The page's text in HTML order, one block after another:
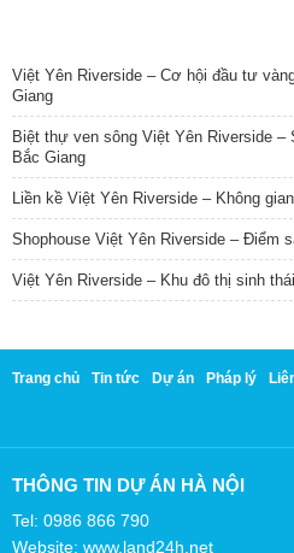
Việt Yên Riverside – Cơ hội đầu tư
Giang
Biệt thự ven sông Việt Yên Riverside
Bắc Giang
Liền kề Việt Yên Riverside – Không
Shophouse Việt Yên Riverside – Điểm
Việt Yên Riverside – Khu đô thị sinh
Trang chủ Tin tức Dự án Pháp lý
THÔNG TIN DỰ ÁN HÀ NỘI
Tel: 0986 866 790
Website: www.land24h.net